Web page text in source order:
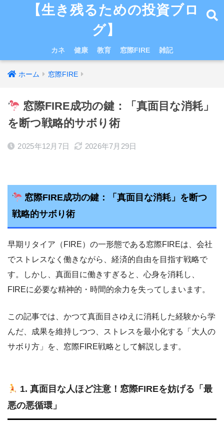
【生き残るための投資ブロ
グ】
カネ 健康 教育 窓際FIRE 雑記
ホーム 窓際FIRE
窓際FIRE成功の鍵：「真面目な消耗」
を断つ戦略的サボり術
2025年12月7日 2026年7月29日
窓際FIRE成功の鍵：「真面目な消耗」を断つ
戦略的サボり術
早期リタイア（FIRE）の一形態である窓際FIREは、会社
でストレスなく働きながら、経済的自由を目指す戦略で
す。しかし、真面目に働きすぎると、心身を消耗し、
FIREに必要な精神的・時間的余力を失ってしまいます。
この記事では、かつて真面目さゆえに消耗した経験から学
んだ、成果を維持しつつ、ストレスを最小化する「大人の
サボり方」を、窓際FIRE戦略として解説します。
1. 真面目な人ほど注意！窓際FIREを妨げる「最
悪の悪循環」